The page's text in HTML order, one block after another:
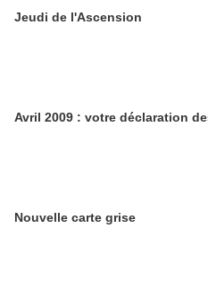
Jeudi de l'Ascension
Avril 2009 : votre déclaration
Nouvelle carte grise